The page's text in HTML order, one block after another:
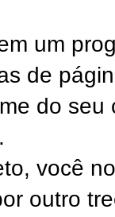
um
de
do
você
outro